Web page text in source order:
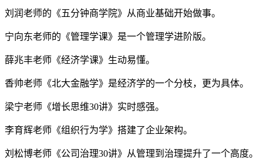
刘润老师的《五分钟商学院》从商业基础开始做事。
宁向东老师的《管理学课》是一个管理学进阶版。
薛兆丰老师《经济学课》生动易懂。
香帅老师《北大金融学》是经济学的一个分枝，更为具体。
梁宁老师《增长思维30讲》实时感强。
李育辉老师《组织行为学》搭建了企业架构。
刘松博老师《公司治理30讲》从管理到治理提升了一个高度。